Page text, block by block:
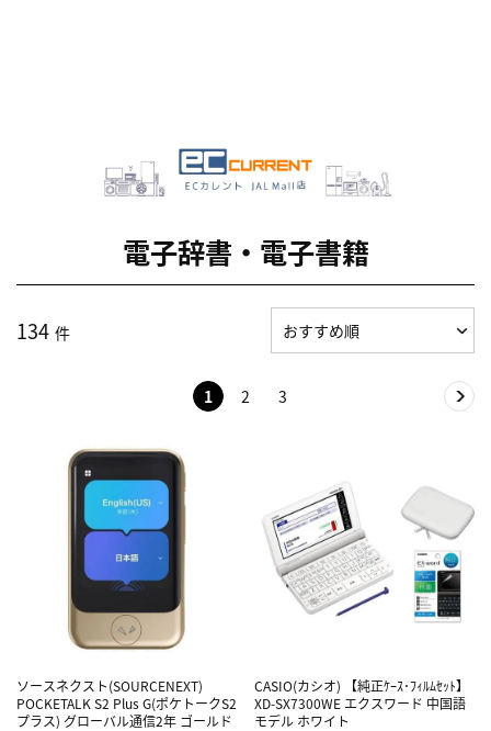
電子辞書・電子書籍
134 件
1 2 3
ソースネクスト(SOURCENEXT)
POCKETALK S2 Plus G(ポケトークS2
プラス) グローバル通信2年 ゴールド
CASIO(カシオ) 【純正ｹｰｽ･ﾌｨﾙﾑｾｯﾄ】
XD-SX7300WE エクスワード 中国語
モデル ホワイト